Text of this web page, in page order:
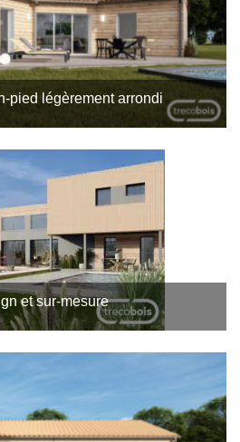
pied légèrement arrondi
et sur-mesure
à Royan. Il s’agit d’un plan de